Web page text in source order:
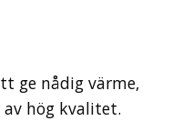
ge nådig värme,
hög kvalitet.